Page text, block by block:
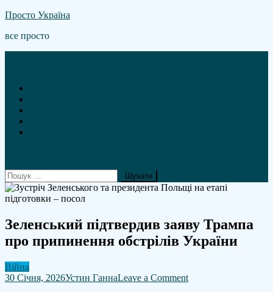
Skip
content
Просто Україна
все просто
Пошук:
Зеленський підтвердив заяву Трампа
про припинення обстрілів України
Війна
30 Січня, 2026Устин ГаннаLeave a Commenton